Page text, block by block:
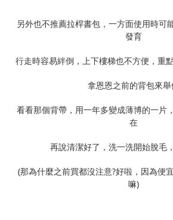
另外也不推薦拉桿書包，一方面使用時可
發育
行走時容易絆倒，上下樓梯也不方便，重
拿恩恩之前的背包來舉
看看那個背帶，用一年多變成薄博的一片
在
再說清潔好了，洗一洗開始脫毛
(那為什麼之前買都沒注意?好啦，因為便
嘛)